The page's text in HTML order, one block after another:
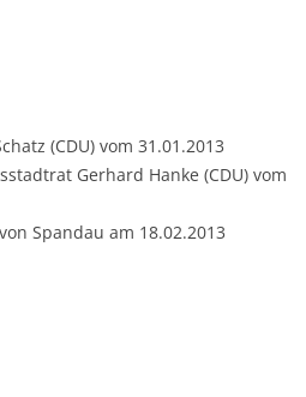
(CDU) vom 31.01.2013
Gerhard Hanke (CDU) vom
Spandau am 18.02.2013